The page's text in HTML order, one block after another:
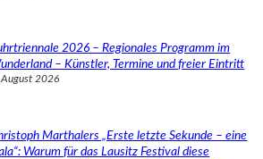
2026 – Regionales Programm im
– Künstler, Termine und freier Eintritt
2026
Marthalers „Erste letzte Sekunde – eine
Warum für das Lausitz Festival diese